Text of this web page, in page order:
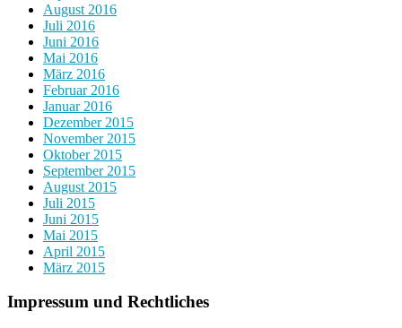
August 2016
Juli 2016
Juni 2016
Mai 2016
März 2016
Februar 2016
Januar 2016
Dezember 2015
November 2015
Oktober 2015
September 2015
August 2015
Juli 2015
Juni 2015
Mai 2015
April 2015
März 2015
Impressum und Rechtliches